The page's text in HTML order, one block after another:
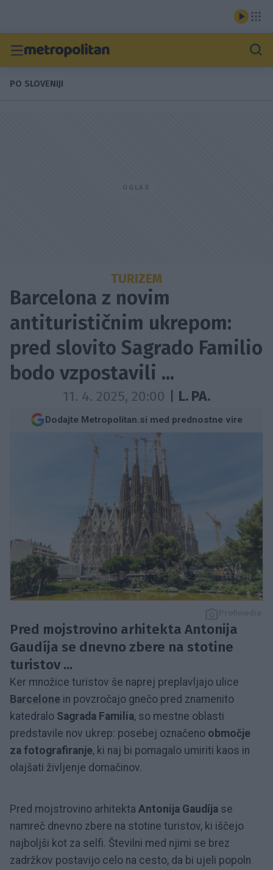
PO SLOVENIJI
TURIZEM
Barcelona z novim
antiturističnim ukrepom:
pred slovito Sagrado Familio
bodo vzpostavili ...
11. 4. 2025, 20:00 L. PA.
Dodajte Metropolitan.si med prednostne vire
Pred mojstrovino arhitekta Antonija
Gaudíja se dnevno zbere na stotine
turistov ...
Ker množice turistov še naprej preplavljajo ulice
Barcelone in povzročajo gnečo pred znamenito
katedralo Sagrada Familia, so mestne oblasti
predstavile nov ukrep: posebej označeno območje
za fotografiranje, ki naj bi pomagalo umiriti kaos in
olajšati življenje domačinov.
Pred mojstrovino arhitekta Antonija Gaudíja se
namreč dnevno zbere na stotine turistov, ki iščejo
najboljši kot za selfi. Številni med njimi se brez
zadržkov postavijo celo na cesto, da bi ujeli popoln